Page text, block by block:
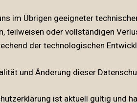
im Übrigen geeigneter
teilweisen oder vollständigen
der technologischen
und Änderung dieser
ist aktuell gültig und